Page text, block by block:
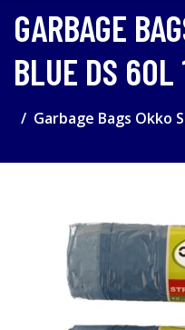
GARBAGE
BLUE DS 60L
Garbage Bags Okko